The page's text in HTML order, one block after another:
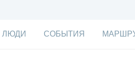
ЛЮДИ СОБЫТИЯ